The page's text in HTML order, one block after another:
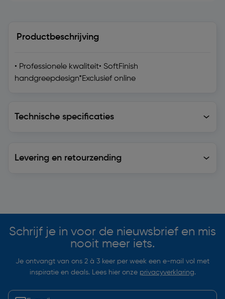
Productbeschrijving
• Professionele kwaliteit• SoftFinish
handgreepdesign*Exclusief online
Technische specificaties
Levering en retourzending
Schrijf je in voor de nieuwsbrief en mis
nooit meer iets.
Je ontvangt van ons 2 à 3 keer per week een e-mail vol met
inspiratie en deals. Lees hier onze privacyverklaring.